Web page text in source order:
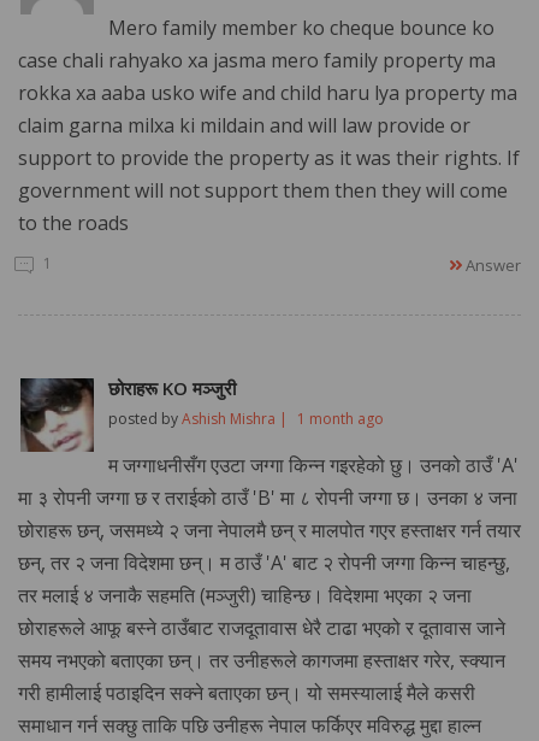
Mero family member ko cheque bounce ko
case chali rahyako xa jasma mero family property ma
rokka xa aaba usko wife and child haru lya property ma
claim garna milxa ki mildain and will law provide or
support to provide the property as it was their rights. If
government will not support them then they will come
to the roads
1 Answer
छोराहरू KO मञ्जुरी
posted byAshish Mishra | 1 month ago
म जग्गाधनीसँग एउटा जग्गा किन्न गइरहेको छु। उनको ठाउँ 'A'
मा ३ रोपनी जग्गा छ र तराईको ठाउँ 'B' मा ८ रोपनी जग्गा छ। उनका ४ जना
छोराहरू छन्, जसमध्ये २ जना नेपालमै छन् र मालपोत गएर हस्ताक्षर गर्न तयार
छन्, तर २ जना विदेशमा छन्। म ठाउँ 'A' बाट २ रोपनी जग्गा किन्न चाहन्छु,
तर मलाई ४ जनाकै सहमति (मञ्जुरी) चाहिन्छ। विदेशमा भएका २ जना
छोराहरूले आफू बस्ने ठाउँबाट राजदूतावास धेरै टाढा भएको र दूतावास जाने
समय नभएको बताएका छन्। तर उनीहरूले कागजमा हस्ताक्षर गरेर, स्क्यान
गरी हामीलाई पठाइदिन सक्ने बताएका छन्। यो समस्यालाई मैले कसरी
समाधान गर्न सक्छु ताकि पछि उनीहरू नेपाल फर्किएर मविरुद्ध मुद्दा हाल्न